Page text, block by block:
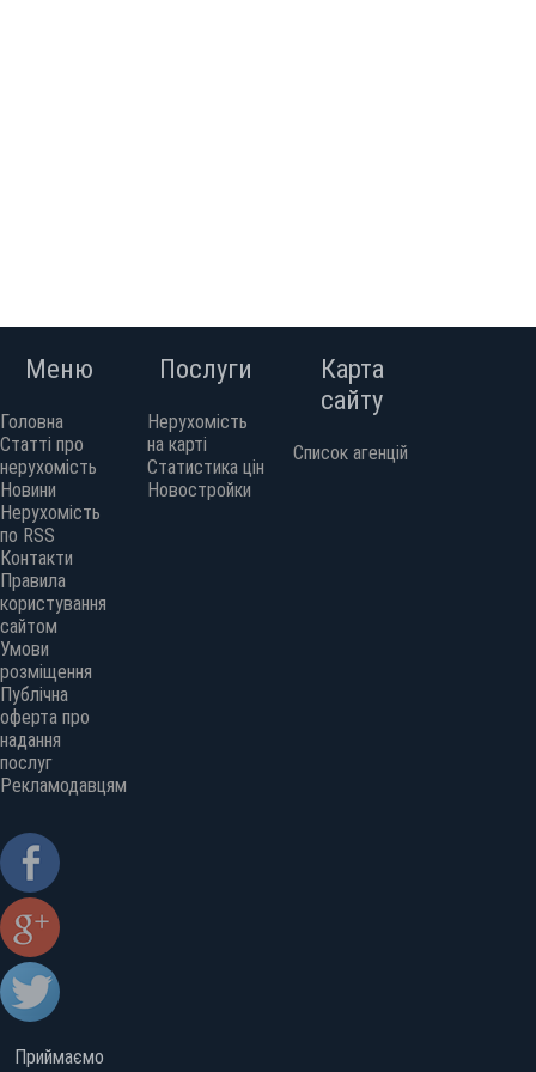
Меню
Головна
Статті про
нерухомість
Новини
Нерухомість
по RSS
Контакти
Правила
користування
сайтом
Умови
розміщення
Публічна
оферта про
надання
послуг
Рекламодавцям
Послуги
Нерухомість
на карті
Статистика цін
Новостройки
Карта
сайту
Список агенцій
Приймаємо